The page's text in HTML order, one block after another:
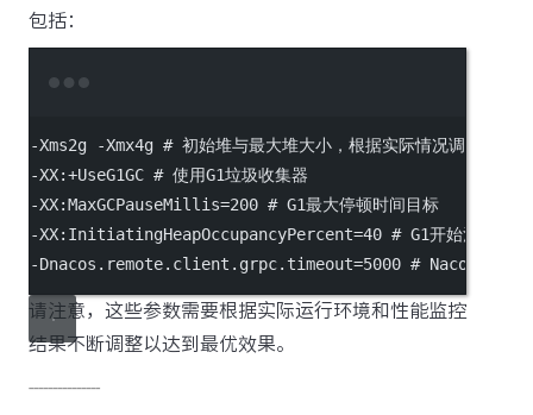
包括：
-Xms2g -Xmx4g # 初始堆与最大堆大小，根据实际情况调整
-XX:+UseG1GC # 使用G1垃圾收集器
-XX:MaxGCPauseMillis=200 # G1最大停顿时间目标
-XX:InitiatingHeapOccupancyPercent=40 # G1开始混合收
-Dnacos.remote.client.grpc.timeout=5000 # Nacos客户端
请注意，这些参数需要根据实际运行环境和性能监控
结果不断调整以达到最优效果。
---------------